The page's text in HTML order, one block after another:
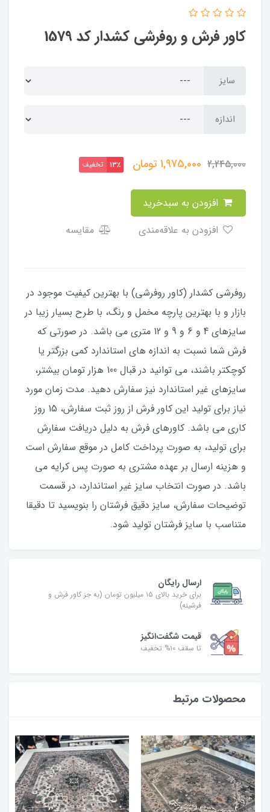
کاور فرش و روفرشی کشدار کد 1579
سایز
اندازه
2,245,000
1,975,000تومان 13٪ تخفیف
مقایسه
​​​​روفرشی کشدار (کاور روفرشی) با بهترین کیفیت موجود در
بازار و با بهترین پارچه مخمل و رنگ، با طرح بسیار زیبا در
سایزهای 4 و 6 و 9 و 12 متری می باشد. در صورتی که
فرش شما نسبت به اندازه های استاندارد کمی بزرگتر یا
کوچکتر باشند، می توانید در قبال 100 هزار تومان بیشتر،
سایزهای غیر استاندارد نیز سفارش دهید. مدت زمان مورد
نیاز برای تولید این کاور فرش از روز ثبت سفارش، 15 روز
کاری می باشد. کاورهای فرش به دلیل دریافت سفارش
برای تولید، به صورت پرداخت کامل در موقع سفارش است
و هزینه ارسال بر عهده مشتری به صورت پس کرایه می
باشد. در صورت انتخاب سایز غیر استاندارد، در قسمت
توضیحات سفارش، سایز دقیق فرشتان را بنویسید تا دقیقا
متناسب با سایز فرشتان تولید شود.
ارسال رایگان
برای خرید بالای ۱۵ میلیون تومان (به جز کاور فرش و
فرشینه)
قیمت شگفت‌انگیز
تا سقف ۱۰% تخفیف
محصولات مرتبط